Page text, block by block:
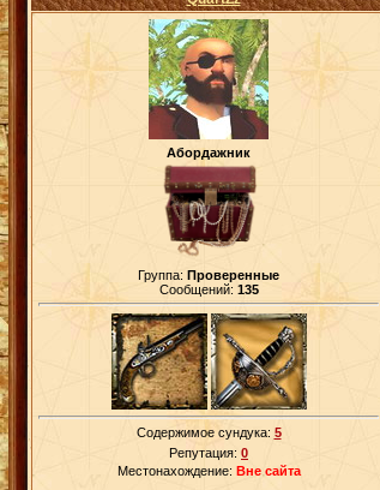
Абордажник
Группа: Проверенные
Сообщений: 135
Содержимое сундука: 5
Репутация: 0
Местонахождение: Вне сайта